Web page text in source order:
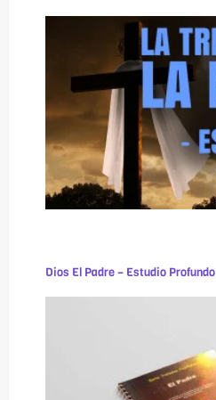
Dios El Padre – Estudio Profundo